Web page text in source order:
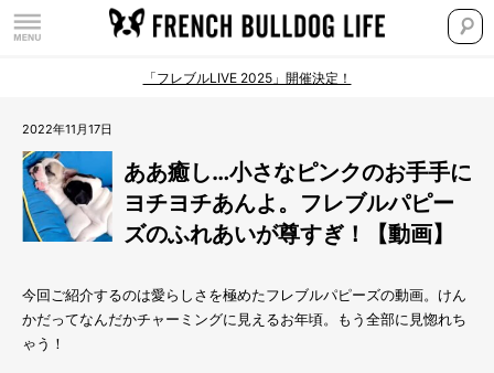
「フレブルLIVE 2025」開催決定！
2022年11月17日
ああ癒し…小さなピンクのお手手に
ヨチヨチあんよ。フレブルパピー
ズのふれあいが尊すぎ！【動画】
今回ご紹介するのは愛らしさを極めたフレブルパピーズの動画。けん
かだってなんだかチャーミングに見えるお年頃。もう全部に見惚れち
ゃう！